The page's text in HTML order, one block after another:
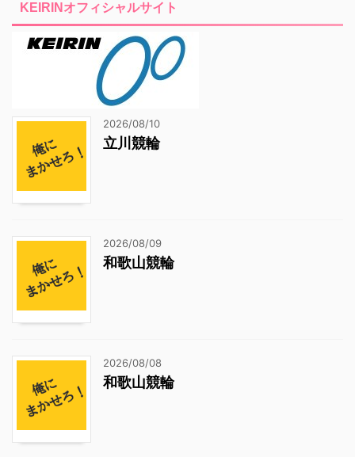
KEIRINオフィシャルサイト
2026/08/10
立川競輪
2026/08/09
和歌山競輪
2026/08/08
和歌山競輪